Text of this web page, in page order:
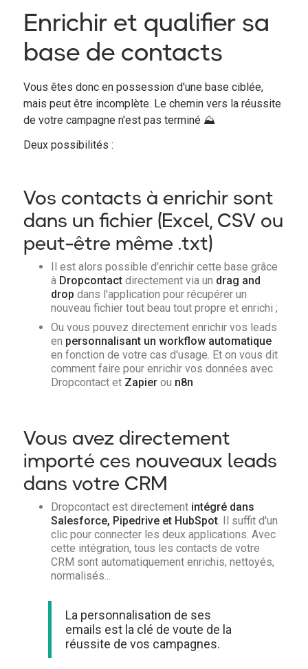
Enrichir et qualifier sa
base de contacts
Vous êtes donc en possession d'une base ciblée,
mais peut être incomplète. Le chemin vers la réussite
de votre campagne n'est pas terminé ⛰
Deux possibilités :
Vos contacts à enrichir sont
dans un fichier (Excel, CSV ou
peut-être même .txt)
Il est alors possible d'enrichir cette base grâce
à Dropcontactdirectement via un drag and
drop dans l'application pour récupérer un
nouveau fichier tout beau tout propre et enrichi ;
Ou vous pouvez directement enrichir vos leads
en personnalisant un workflow automatique
en fonction de votre cas d'usage. Et on vous dit
comment faire pour enrichir vos données avec
Dropcontact et Zapierou n8n
Vous avez directement
importé ces nouveaux leads
dans votre CRM
Dropcontact est directement intégré dans
Salesforce, Pipedriveet HubSpot. Il suffit d'un
clic pour connecter les deux applications. Avec
cette intégration, tous les contacts de votre
CRM sont automatiquement enrichis, nettoyés,
normalisés...
La personnalisation de ses
emails est la clé de voute de la
réussite de vos campagnes.